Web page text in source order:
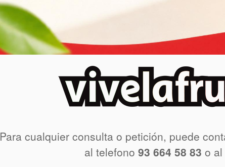
Para cualquier consulta o petición, puede
al telefono 93 664 58 83 o